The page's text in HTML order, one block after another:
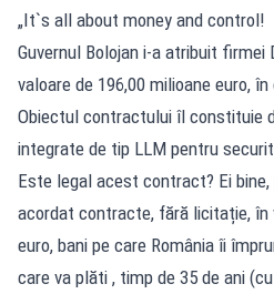
„It`s all about money and control!
Guvernul Bolojan i-a atribuit firmei
valoare de 196,00 milioane euro,
Obiectul contractului îl constituie
integrate de tip LLM pentru
Este legal acest contract? Ei
acordat contracte, fără licitație, în
euro, bani pe care România îi
care va plăti , timp de 35 de ani